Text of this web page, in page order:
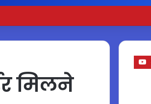
करोड़ के पार पहुंची कमाई…
मिलने